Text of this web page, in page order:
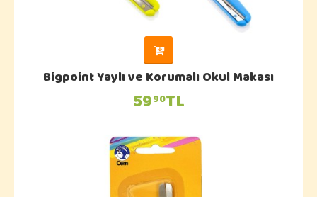
Bigpoint Yaylı ve Korumalı Okul Makası
5990TL